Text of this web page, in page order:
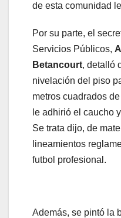
de esta comunidad
Por su parte, el
Servicios Públicos,
Betancourt, detalló
nivelación del piso
metros cuadrados
le adhirió el caucho
Se trata dijo, de
lineamientos
futbol profesional.
Además, se pintó la